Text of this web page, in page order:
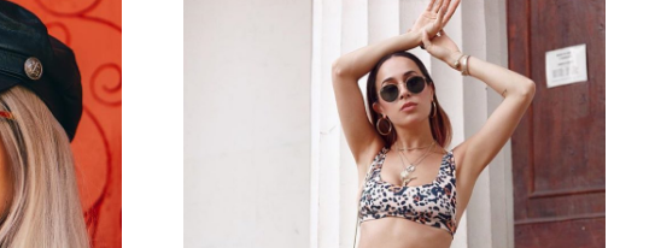
Áno
Unisex
Slnečné okuliare
Ray-Ban
Móda